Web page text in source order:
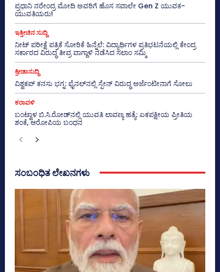
ಪ್ರಧಾನಿ ನರೇಂದ್ರ ಮೋದಿ ಅವರಿಗೆ ಹೊಸ ಸವಾಲೇ Gen Z ಯುವಕ-
ಯುವತಿಯರು!
ಇತ್ತೀಚಿನ ಸುದ್ದಿ
ನೀಟ್ ಪರೀಕ್ಷೆ ಪತ್ರಿಕೆ ಸೋರಿಕೆ ಹಿನ್ನೆಲೆ: ವಿದ್ಯಾರ್ಥಿಗಳ ಪ್ರತಿಭಟನೆಯಲ್ಲಿ ಕೇಂದ್ರ
ಸರ್ಕಾರದ ವಿರುದ್ಧ ತೀವ್ರ ವಾಗ್ದಾಳಿ ನಡೆಸಿದ ಸಲಾಂ ಸಮ್ಮಿ
ಕ್ರೀಡಾಸುದ್ದಿ
ವಿಶ್ವಕಪ್ ಕನಸು ಭಗ್ನ: ಫೈನಲ್‌ನಲ್ಲಿ ಸ್ಪೇನ್ ವಿರುದ್ಧ ಅರ್ಜೆಂಟೀನಾಗೆ ಸೋಲು
ಕರಾವಳಿ
ಬಂಟ್ವಾಳ ಬಿ.ಸಿ.ರೋಡ್‌ನಲ್ಲಿ ಯುವತಿ ಲಾವಣ್ಯ ಹತ್ಯೆ: ಏಕಪಕ್ಷೀಯ ಪ್ರೀತಿಯ
ಶಂಕೆ, ಆರೋಪಿಯ ಬಂಧನ
ಸಂಬಂಧಿತ ಲೇಖನಗಳು